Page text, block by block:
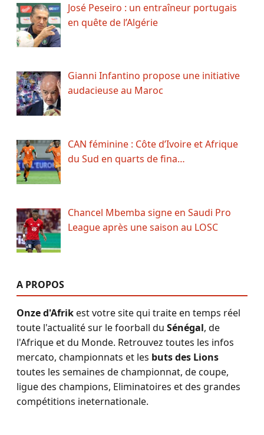
José Peseiro : un entraîneur portugais
en quête de l’Algérie
Gianni Infantino propose une initiative
audacieuse au Maroc
CAN féminine : Côte d’Ivoire et Afrique
du Sud en quarts de fina…
Chancel Mbemba signe en Saudi Pro
League après une saison au LOSC
A PROPOS
Onze d'Afrikest votre site qui traite en temps réel
toute l'actualité sur le foorball du Sénégal, de
l'Afrique et du Monde. Retrouvez toutes les infos
mercato, championnats et les buts des Lions
toutes les semaines de championnat, de coupe,
ligue des champions, Eliminatoires et des grandes
compétitions ineternationale.